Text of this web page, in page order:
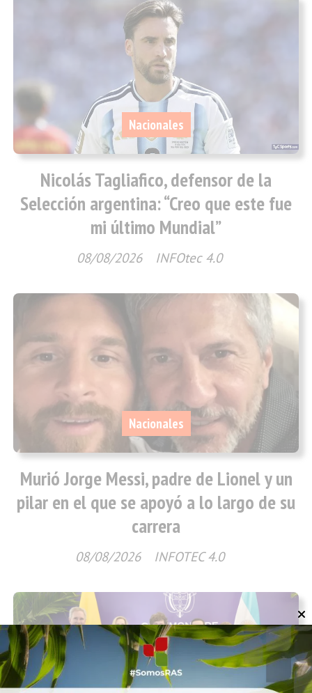
Nicolás Tagliafico, defensor de la
Selección argentina: “Creo que este fue
mi último Mundial”
INFOtec 4.0
Nacionales
08/08/2026
Murió Jorge Messi, padre de Lionel y un
pilar en el que se apoyó a lo largo de su
carrera
INFOTEC 4.0
Nacionales
08/08/2026